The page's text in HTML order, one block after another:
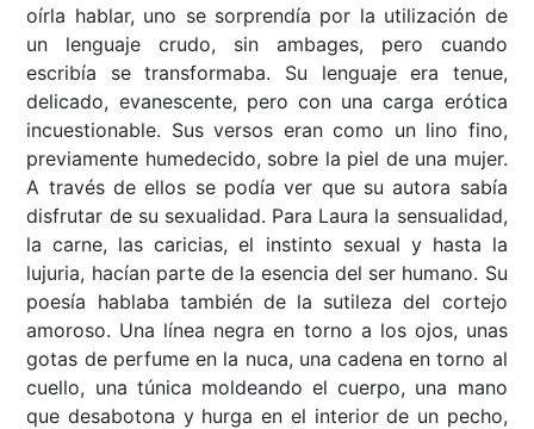
oírla hablar, uno se sorprendía por la utilización de
un lenguaje crudo, sin ambages, pero cuando
escribía se transformaba. Su lenguaje era tenue,
delicado, evanescente, pero con una carga erótica
incuestionable. Sus versos eran como un lino fino,
previamente humedecido, sobre la piel de una mujer.
A través de ellos se podía ver que su autora sabía
disfrutar de su sexualidad. Para Laura la sensualidad,
la carne, las caricias, el instinto sexual y hasta la
lujuria, hacían parte de la esencia del ser humano. Su
poesía hablaba también de la sutileza del cortejo
amoroso. Una línea negra en torno a los ojos, unas
gotas de perfume en la nuca, una cadena en torno al
cuello, una túnica moldeando el cuerpo, una mano
que desabotona y hurga en el interior de un pecho,